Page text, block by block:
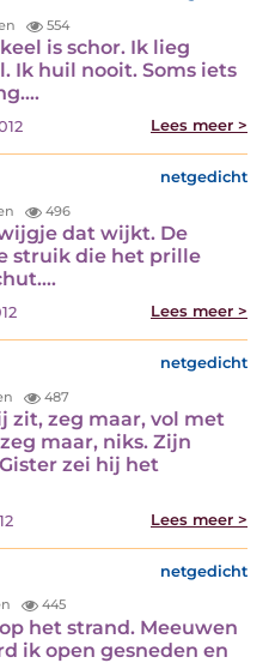
554
is schor. Ik lieg
Ik huil nooit. Soms iets
Lees meer >
netgedicht
496
dat wijkt. De
struik die het prille
Lees meer >
netgedicht
487
zit, zeg maar, vol met
maar, niks. Zijn
zei hij het
Lees meer >
netgedicht
445
het strand. Meeuwen
ik open gesneden en